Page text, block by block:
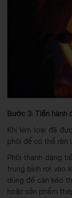
Bước 3: Tiến hành
Khi kim loại đã
phôi để có thể rèn
Phôi thanh dạng
trung bình rơi vào
dùng để cán kéo
hoặc sản phẩm